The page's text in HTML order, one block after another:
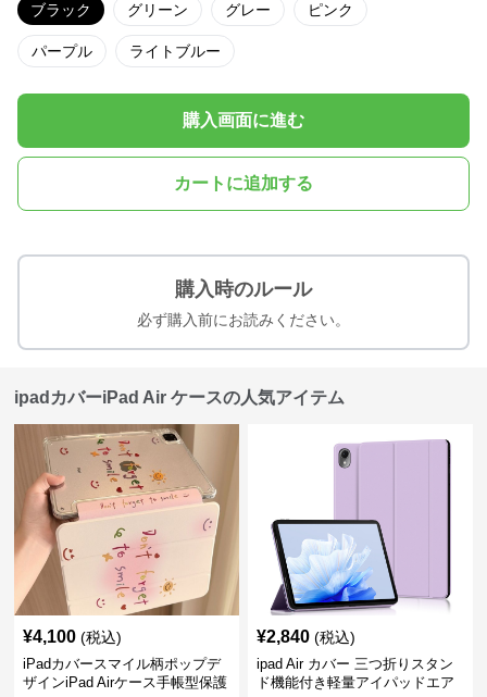
ブラック グリーン グレー ピンク
パープル ライトブルー
購入画面に進む
カートに追加する
購入時のルール
必ず購入前にお読みください。
ipadカバーiPad Air ケースの人気アイテム
¥4,100 (税込)
iPadカバースマイル柄ポップデ
ザインiPad Airケース手帳型保護
¥2,840 (税込)
ipad Air カバー 三つ折りスタン
ド機能付き軽量アイパッドエア